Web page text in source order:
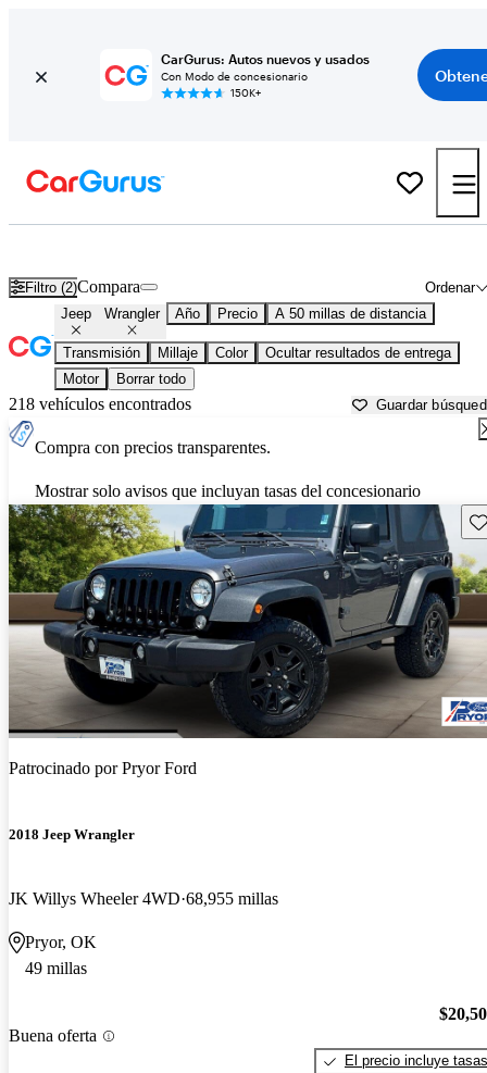
CarGurus: Autos nuevos y usados
Con Modo de concesionario
150K+
Filtro (2) Ordenar
Compara
Jeep Wrangler Año Precio A 50 millas de distancia
Transmisión Millaje Color
Ocultar resultados de entrega
Motor
Borrar todo
218 vehículos encontrados Guardar
Compra con precios transparentes.
Mostrar solo avisos que incluyan tasas del concesionario
Patrocinado porPryor Ford
2018 Jeep Wrangler
JK Willys Wheeler 4WD 68,955 millas
Pryor, OK
49 millas
Buena oferta
El precio incluye tasas